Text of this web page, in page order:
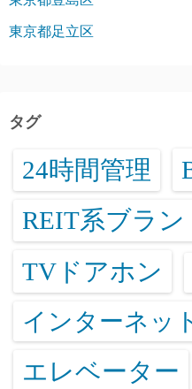
東京都足立区
タグ
24時間管理
REIT系ブラ
TVドアホン
インターネッ
エレベーター